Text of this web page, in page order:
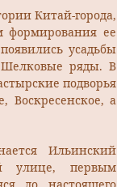
Китай-города,
формирования ее
усадьбы
ряды. В
подворья
Воскресенское, а
Ильинский
улице, первым